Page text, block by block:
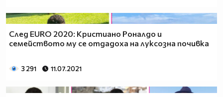
След EURO 2020: Кристиано Роналдо и
семейството му се отдадоха на луксозна почивка
3 291 11.07.2021